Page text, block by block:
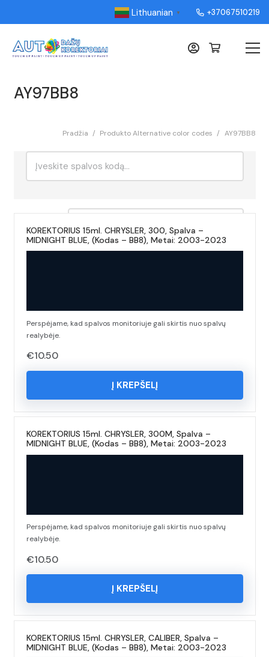
Lithuanian ▼ +37067510219
AY97BB8
Pradžia / Produkto Alternative color codes / AY97BB8
KOREKTORIUS 15ml. CHRYSLER, 300, Spalva –
MIDNIGHT BLUE, (Kodas – BB8), Metai: 2003-2023
Perspėjame, kad spalvos monitoriuje gali skirtis nuo spalvų
realybėje.
€10.50
Į KREPŠELĮ
KOREKTORIUS 15ml. CHRYSLER, 300M, Spalva –
MIDNIGHT BLUE, (Kodas – BB8), Metai: 2003-2023
Perspėjame, kad spalvos monitoriuje gali skirtis nuo spalvų
realybėje.
€10.50
Į KREPŠELĮ
KOREKTORIUS 15ml. CHRYSLER, CALIBER, Spalva –
MIDNIGHT BLUE, (Kodas – BB8), Metai: 2003-2023